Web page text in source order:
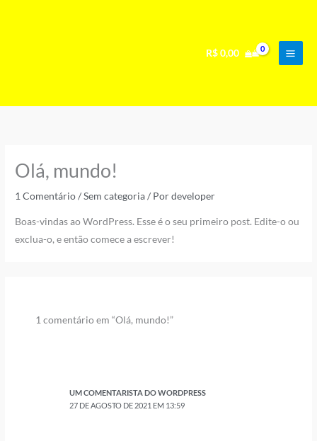
R$0,00
Olá, mundo!
1 Comentário/Sem categoria/ Pordeveloper
Boas-vindas ao WordPress. Esse é o seu primeiro post. Edite-o ou
exclua-o, e então comece a escrever!
1 comentário em “Olá, mundo!”
UM COMENTARISTA DO WORDPRESS
27 DE AGOSTO DE 2021 EM 13:59